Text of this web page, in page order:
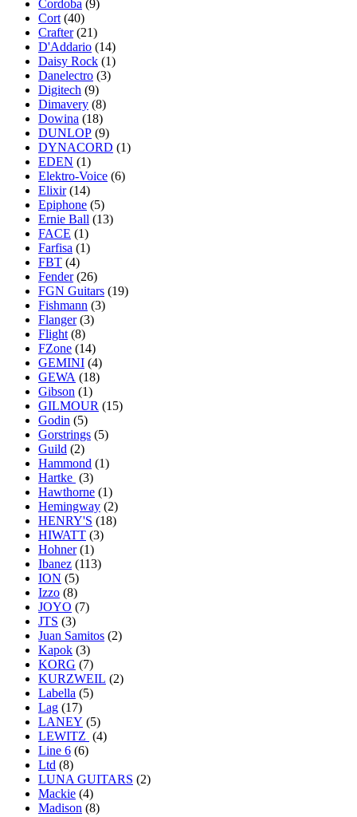
Cordoba (9)
Cort (40)
Crafter(21)
D'Addario (14)
Daisy Rock (1)
Danelectro (3)
Digitech (9)
Dimavery (8)
Dowina (18)
DUNLOP (9)
DYNACORD (1)
EDEN (1)
Elektro-Voice (6)
Elixir(14)
Epiphone (5)
Ernie Ball (13)
FACE (1)
Farfisa (1)
FBT (4)
Fender(26)
FGN Guitars (19)
Fishmann (3)
Flanger(3)
Flight (8)
FZone (14)
GEMINI (4)
GEWA (18)
Gibson (1)
GILMOUR (15)
Godin (5)
Gorstrings (5)
Guild (2)
Hammond (1)
Hartke (3)
Hawthorne (1)
Hemingway (2)
HENRY'S (18)
HIWATT (3)
Hohner(1)
Ibanez (113)
ION (5)
Izzo (8)
JOYO (7)
JTS (3)
Juan Samitos (2)
Kapok (3)
KORG (7)
KURZWEIL (2)
Labella (5)
Lag (17)
LANEY (5)
LEWITZ (4)
Line 6 (6)
Ltd (8)
LUNA GUITARS (2)
Mackie (4)
Madison (8)